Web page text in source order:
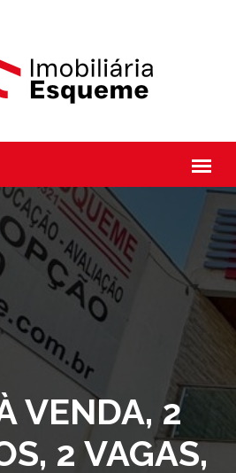
VENDA, 2
2 VAGAS,